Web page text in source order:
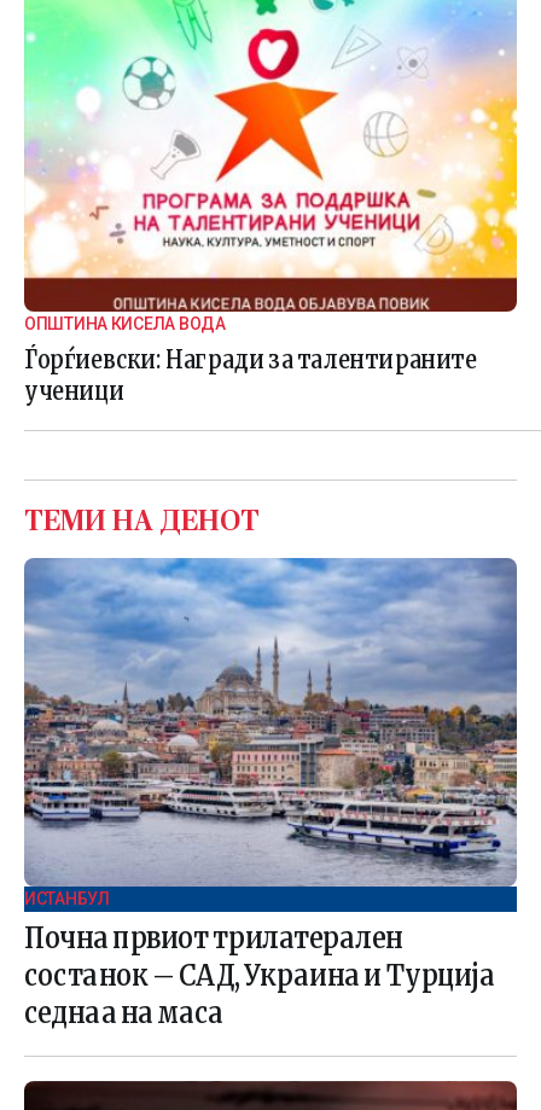
ОПШТИНА КИСЕЛА ВОДА
Ѓорѓиевски: Награди за талентираните
ученици
ТЕМИ НА ДЕНОТ
ИСТАНБУЛ
Почна првиот трилатерален
состанок – САД, Украина и Турција
седнаа на маса